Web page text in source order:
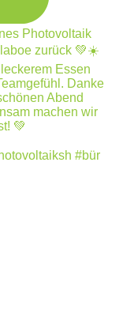
#bür